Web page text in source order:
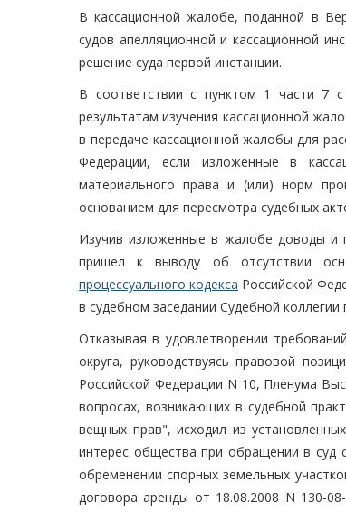
В кассационной жалобе, поданной в
судов апелляционной и кассационной
решение суда первой инстанции.
В соответствии с пунктом 1 части 7
результатам изучения кассационной
в передаче кассационной жалобы для
Федерации, если изложенные в
материального права и (или) норм
основанием для пересмотра судебных
Изучив изложенные в жалобе доводы и
пришел к выводу об отсутствии
процессуального кодекса Российской
в судебном заседании Судебной
Отказывая в удовлетворении
округа, руководствуясь правовой
Российской Федерации N 10, Пленума
вопросах, возникающих в судебной
вещных прав", исходил из
интерес общества при обращении в суд
обременении спорных земельных
договора аренды от 18.08.2008 N 130-